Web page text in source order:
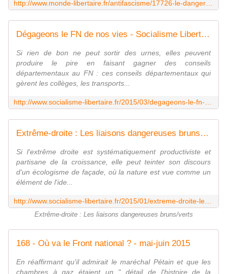
Dégageons le FN de nos vies - Socialisme Libertaire
Si rien de bon ne peut sortir des urnes, elles peuvent
produire le pire en faisant gagner des conseils
départementaux au FN : ces conseils départementaux qui
gèrent les collèges, les transports...
Extrême-droite : Les liaisons dangereuses bruns/verts - Socialisme Libertaire
Si l'extrême droite est systématiquement productiviste et
partisane de la croissance, elle peut teinter son discours
d'un écologisme de façade, où la nature est vue comme un
élément de l'ide...
Extrême-droite : Les liaisons dangereuses bruns/verts
168 - Où va le Front national ? - mai-juin 2015
En réaffirmant qu'il admirait le maréchal Pétain et que les
chambres à gaz étaient un " détail de l'histoire de la